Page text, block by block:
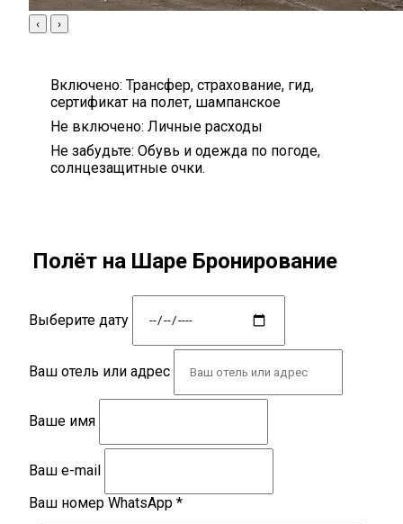
‹ ›
Включено: Трансфер, страхование, гид,
сертификат на полет, шампанское
Не включено: Личные расходы
Не забудьте: Обувь и одежда по погоде,
солнцезащитные очки.
Полёт на Шаре Бронирование
Выберите дату
Ваш отель или адрес
Ваше имя
Ваш e-mail
Ваш номер WhatsApp *